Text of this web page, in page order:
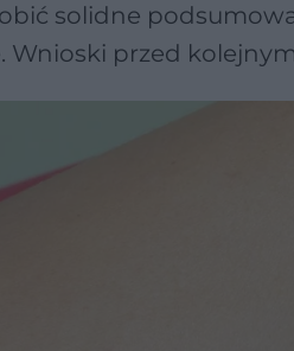
solidne
Wnioski przed